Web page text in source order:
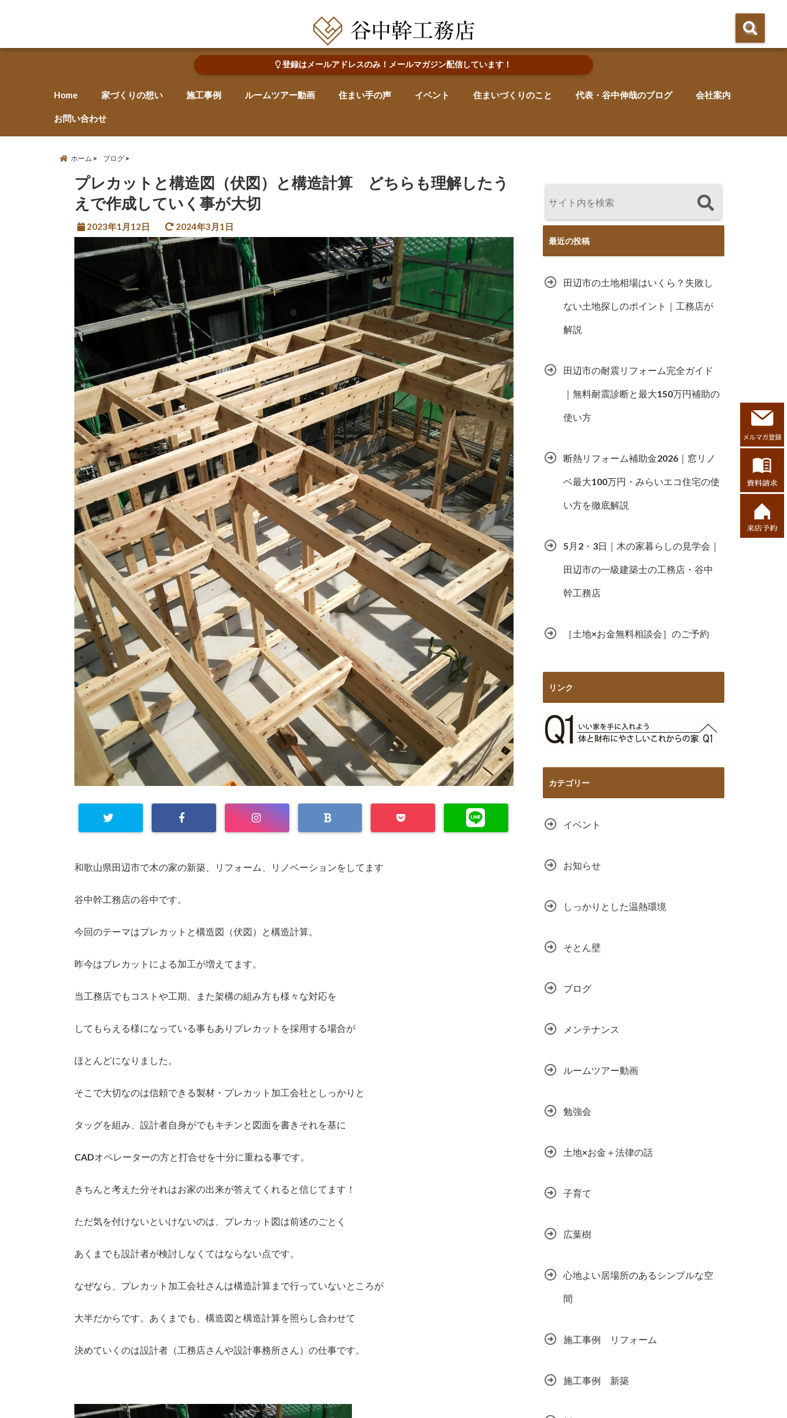
登録はメールアドレスのみ！メールマガジン配信しています！
Home 家づくりの想い 施工事例 ルームツアー動画 住まい手の声 イベント 住まいづくりのこと 代表・谷中伸哉のブログ 会社案内
お問い合わせ
ホーム ブログ
プレカットと構造図（伏図）と構造計算 どちらも理解したう
えで作成していく事が大切
2023年1月12日 2024年3月1日
和歌山県田辺市で木の家の新築、リフォーム、リノベーションをしてます
谷中幹工務店の谷中です。
今回のテーマはプレカットと構造図（伏図）と構造計算。
昨今はプレカットによる加工が増えてます。
当工務店でもコストや工期、また架構の組み方も様々な対応を
してもらえる様になっている事もありプレカットを採用する場合が
ほとんどになりました。
そこで大切なのは信頼できる製材・プレカット加工会社としっかりと
タッグを組み、設計者自身がでもキチンと図面を書きそれを基に
CADオペレーターの方と打合せを十分に重ねる事です。
きちんと考えた分それはお家の出来が答えてくれると信じてます！
ただ気を付けないといけないのは、プレカット図は前述のごとく
あくまでも設計者が検討しなくてはならない点です。
なぜなら、プレカット加工会社さんは構造計算まで行っていないところが
大半だからです。あくまでも、構造図と構造計算を照らし合わせて
決めていくのは設計者（工務店さんや設計事務所さん）の仕事です。
最近の投稿
田辺市の土地相場はいくら？失敗し
ない土地探しのポイント｜工務店が
解説
田辺市の耐震リフォーム完全ガイド
｜無料耐震診断と最大150万円補助の
使い方
断熱リフォーム補助金2026｜窓リノ
ベ最大100万円・みらいエコ住宅の使
い方を徹底解説
5月2・3日｜木の家暮らしの見学会｜
田辺市の一級建築士の工務店・谷中
幹工務店
［土地×お金無料相談会］のご予約
リンク
カテゴリー
イベント
お知らせ
しっかりとした温熱環境
そとん壁
ブログ
メンテナンス
ルームツアー動画
勉強会
土地×お金＋法律の話
子育て
広葉樹
心地よい居場所のあるシンプルな空
間
施工事例 リフォーム
施工事例 新築